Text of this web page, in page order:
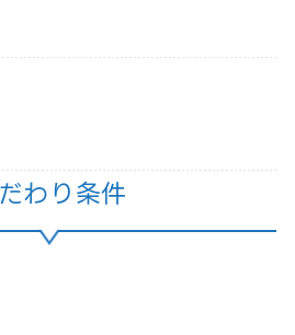
わり条件